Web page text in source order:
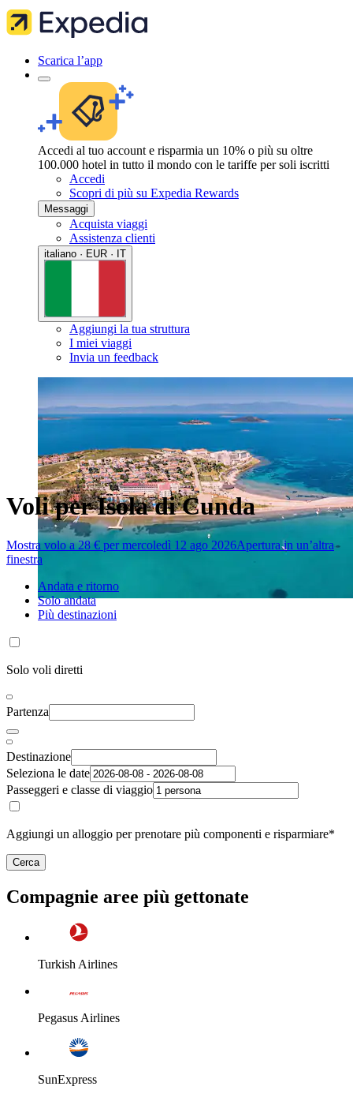
Scarica l’app
Accedi al tuo account e risparmia un 10% o più su oltre
100.000 hotel in tutto il mondo con le tariffe per soli iscritti
Accedi
Scopri di più su Expedia Rewards
Messaggi
Acquista viaggi
Assistenza clienti
italiano · EUR · IT
Aggiungi la tua struttura
I miei viaggi
Invia un feedback
Voli per Isola di Cunda
Mostra volo a 28 € per mercoledì 12 ago 2026Apertura in un’altra
finestra
Andata e ritorno
Solo andata
Più destinazioni
Solo voli diretti
Partenza
Destinazione
Seleziona le date
Passeggeri e classe di viaggio
Aggiungi un alloggio per prenotare più componenti e risparmiare*
Cerca
Compagnie aree più gettonate
Turkish Airlines
Pegasus Airlines
SunExpress